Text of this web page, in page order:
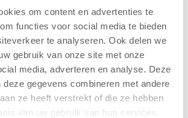
om content en advertenties te
functies voor social media te bieden
te analyseren. Ook delen we
gebruik van onze site met onze
media, adverteren en analyse. Deze
deze gegevens combineren met andere
ze heeft verstrekt of die ze hebben
van uw gebruik van hun services.
lunch in het restaurant
en gevarieerd
en mintjes
frisdrank op zaal
ontbijt op basis van 1-